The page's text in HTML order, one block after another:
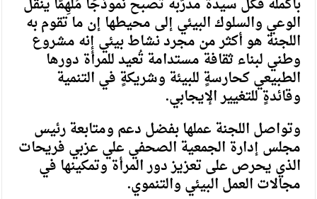
الوعي والسلوك البيئي إلى محيطها إن ما تقوم به
اللجنة هو أكثر من مجرد نشاط بيئي إنه مشروع
وطني لبناء ثقافة مستدامة تُعيد للمرأة دورها
الطبيعي كحارسةٍ للبيئة وشريكةٍ في التنمية
وقائدةٍ للتغيير الإيجابي.
وتواصل اللجنة عملها بفضل دعم ومتابعة رئيس
مجلس إدارة الجمعية الصحفي علي عزبي فريحات
الذي يحرص على تعزيز دور المرأة وتمكينها في
مجالات العمل البيئي والتنموي.